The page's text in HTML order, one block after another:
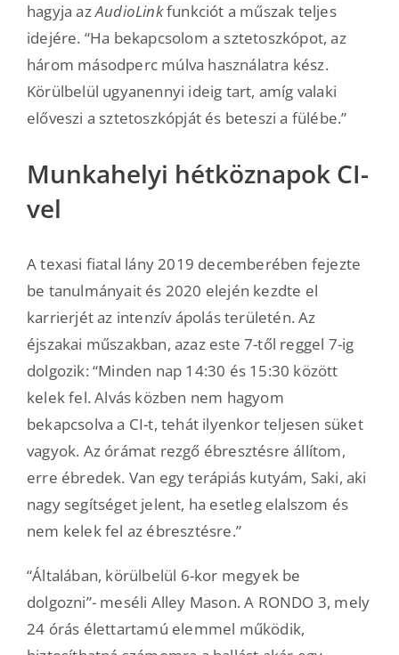
hagyja azAudioLinkfunkciót a műszak teljes
idejére. “Ha bekapcsolom a sztetoszkópot, az
három másodperc múlva használatra kész.
Körülbelül ugyanennyi ideig tart, amíg valaki
előveszi a sztetoszkópját és beteszi a fülébe.”
Munkahelyi hétköznapok CI-
vel
A texasi fiatal lány 2019 decemberében fejezte
be tanulmányait és 2020 elején kezdte el
karrierjét az intenzív ápolás területén. Az
éjszakai műszakban, azaz este 7-től reggel 7-ig
dolgozik: “Minden nap 14:30 és 15:30 között
kelek fel. Alvás közben nem hagyom
bekapcsolva a CI-t, tehát ilyenkor teljesen süket
vagyok. Az órámat rezgő ébresztésre állítom,
erre ébredek. Van egy terápiás kutyám, Saki, aki
nagy segítséget jelent, ha esetleg elalszom és
nem kelek fel az ébresztésre.”
“Általában, körülbelül 6-kor megyek be
dolgozni”- meséli Alley Mason. A RONDO 3, mely
24 órás élettartamú elemmel működik,